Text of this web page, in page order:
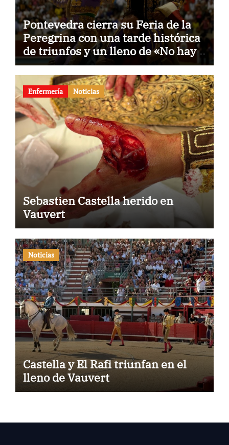
Pontevedra cierra su Feria de la
Peregrina con una tarde histórica
de triunfos y un lleno de «No hay
billetes»
Enfermería Noticias
Sebastien Castella herido en
Vauvert
Noticias
Castella y El Rafi triunfan en el
lleno de Vauvert